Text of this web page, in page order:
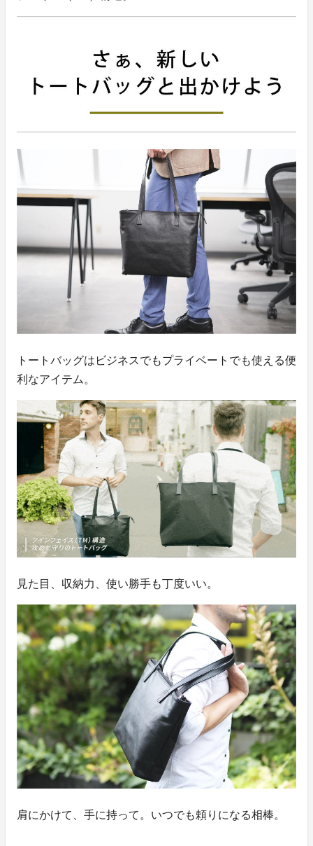
トートバッグはビジネスでもプライベートでも使える便
利なアイテム。
見た目、収納力、使い勝手も丁度いい。
肩にかけて、手に持って。いつでも頼りになる相棒。